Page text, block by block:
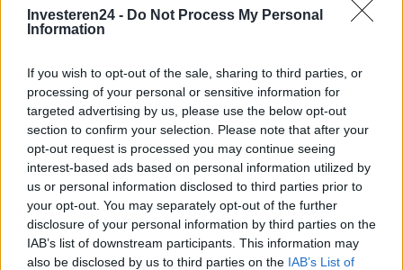
Investeren24 - Do Not Process My Personal
Information
If you wish to opt-out of the sale, sharing to third parties, or
processing of your personal or sensitive information for
targeted advertising by us, please use the below opt-out
section to confirm your selection. Please note that after your
opt-out request is processed you may continue seeing
interest-based ads based on personal information utilized by
us or personal information disclosed to third parties prior to
your opt-out. You may separately opt-out of the further
disclosure of your personal information by third parties on the
IAB’s list of downstream participants. This information may
also be disclosed by us to third parties on the IAB’s List of